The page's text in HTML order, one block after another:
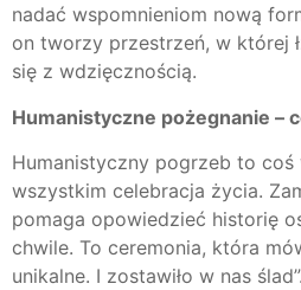
nadać wspomnieniom nową
on tworzy przestrzeń, w której
się z wdzięcznością.
Humanistyczne pożegnanie –
Humanistyczny pogrzeb to
wszystkim celebracja życia.
pomaga opowiedzieć historię
chwile. To ceremonia, która
unikalne. I zostawiło w nas ślad”.